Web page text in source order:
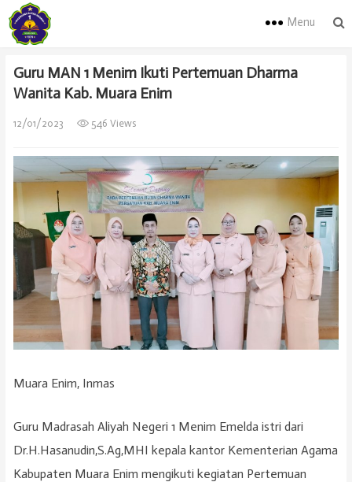
Menu
Guru MAN 1 Menim Ikuti Pertemuan Dharma
Wanita Kab. Muara Enim
12/01/2023 546 Views
Muara Enim, Inmas
Guru Madrasah Aliyah Negeri 1 Menim Emelda istri dari
Dr.H.Hasanudin,S.Ag,MHI kepala kantor Kementerian Agama
Kabupaten Muara Enim mengikuti kegiatan Pertemuan